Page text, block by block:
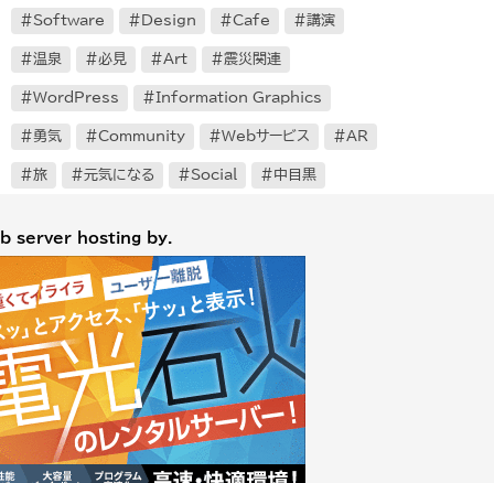
Software Design Cafe 講演
温泉 必見 Art 震災関連
WordPress Information Graphics
勇気 Community Webサービス AR
旅 元気になる Social 中目黒
server hosting by.